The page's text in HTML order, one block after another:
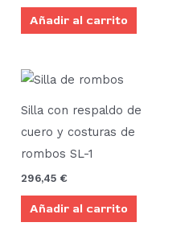
Añadir al carrito
opciones
Silla con respaldo de
cuero y costuras de
rombos SL-1
296,45 €
Añadir al carrito